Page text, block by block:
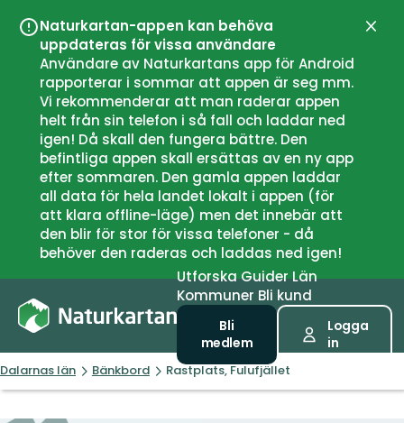
Naturkartan-appen kan behöva
uppdateras för vissa användare
Användare av Naturkartans app för Android
rapporterar i sommar att appen är seg mm.
Vi rekommenderar att man raderar appen
helt från sin telefon i så fall och laddar ned
igen! Då skall den fungera bättre. Den
befintliga appen skall ersättas av en ny app
efter sommaren. Den gamla appen laddar
all data för hela landet lokalt i appen (för
att klara offline-läge) men det innebär att
den blir för stor för vissa telefoner - då
behöver den raderas och laddas ned igen!
UtforskaGuiderLän
Kommuner Bli kund
Bli
medlem
Logga
in
Dalarnas län Bänkbord Rastplats, Fulufjället